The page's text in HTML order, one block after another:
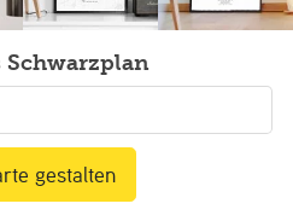
Schwarzplan
gestalten